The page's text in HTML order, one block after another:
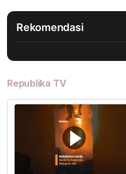
Rekomendasi
Republika TV